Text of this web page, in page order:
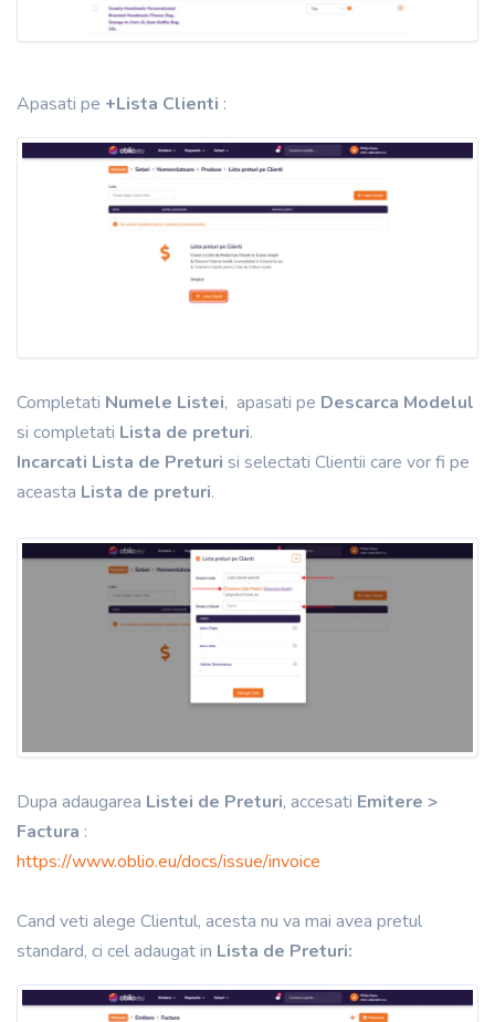
Apasati pe +Lista Clienti :
Completati Numele Listei, apasati pe Descarca Modelul
si completati Lista de preturi.
Incarcati Lista de Preturi si selectati Clientii care vor fi pe
aceasta Lista de preturi.
Dupa adaugarea Listei de Preturi, accesati Emitere >
Factura :
https://www.oblio.eu/docs/issue/invoice
Cand veti alege Clientul, acesta nu va mai avea pretul
standard, ci cel adaugatin Lista de Preturi: